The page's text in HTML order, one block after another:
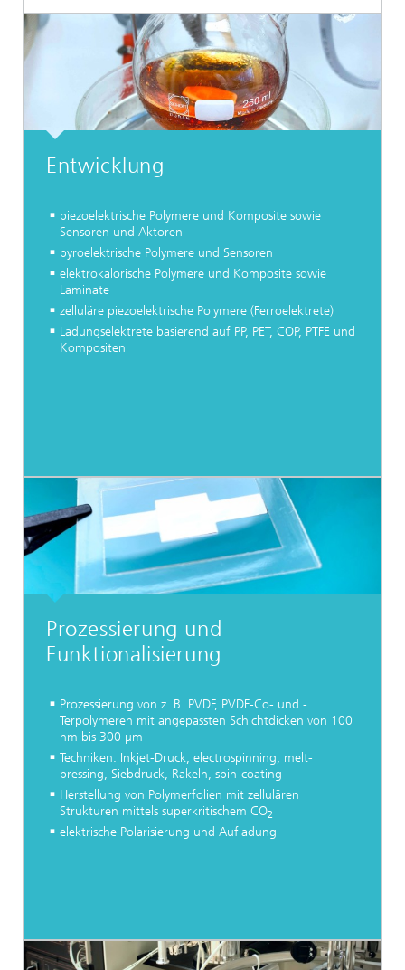
Entwicklung
piezoelektrische Polymere und Komposite sowie
Sensoren und Aktoren
pyroelektrische Polymere und Sensoren
elektrokalorische Polymere und Komposite sowie
Laminate
zelluläre piezoelektrische Polymere (Ferroelektrete)
Ladungselektrete basierend auf PP, PET, COP, PTFE und
Kompositen
Prozessierung und
Funktionalisierung
Prozessierung von z. B. PVDF, PVDF-Co- und -
Terpolymeren mit angepassten Schichtdicken von 100
nm bis 300 µm
Techniken: Inkjet-Druck, electrospinning, melt-
pressing, Siebdruck, Rakeln, spin-coating
Herstellung von Polymerfolien mit zellulären
Strukturen mittels superkritischem CO2
elektrische Polarisierung und Aufladung